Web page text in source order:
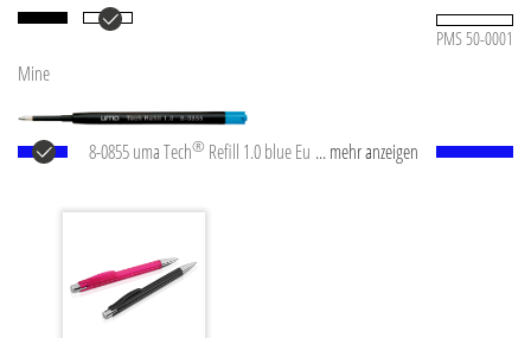
PMS 50-0001
Mine
8-0855 uma Tech® Refill 1.0 blue Europäische
schwarzem Kunststoffrohr, Neusilberspitze und
4.500 m. Deutsche Schreibpaste nach ISO-Norm. Die
uma Tech Refill 1.0 vermittelt ein angenehmes und
weiches Schreibgefühl.
... mehr anzeigen